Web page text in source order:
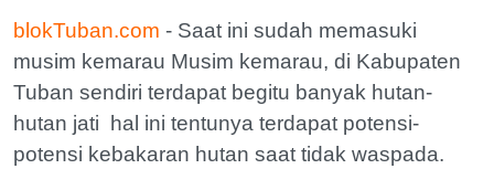
blokTuban.com - Saat ini sudah memasuki
musim kemarau Musim kemarau, di Kabupaten
Tuban sendiri terdapat begitu banyak hutan-
hutan jati hal ini tentunya terdapat potensi-
potensi kebakaran hutan saat tidak waspada.